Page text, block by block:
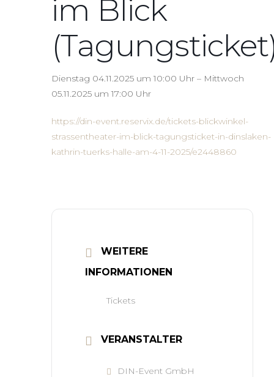
im Blick
Dienstag 04.11.2025 um 10:00 Uhr – Mittwoch
05.11.2025 um 17:00 Uhr
https://din-event.reservix.de/tickets-blickwinkel-
strassentheater-im-blick-tagungsticket-in-dinslaken-
kathrin-tuerks-halle-am-4-11-2025/e2448860
WEITERE
INFORMATIONEN
Tickets
VERANSTALTER
DIN-Event GmbH